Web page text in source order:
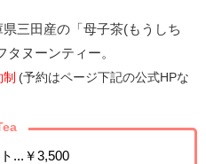
三田産の「母子茶(もうしち
ヌーンティー。
(予約はページ下記の公式HPな
...￥3,500